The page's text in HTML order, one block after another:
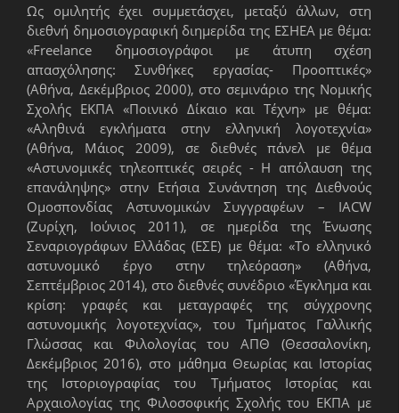
Ως ομιλητής έχει συμμετάσχει, μεταξύ άλλων, στη
διεθνή δημοσιογραφική διημερίδα της ΕΣΗΕΑ με θέμα:
«Freelance δημοσιογράφοι με άτυπη σχέση
απασχόλησης: Συνθήκες εργασίας- Προοπτικές»
(Αθήνα, Δεκέμβριος 2000), στο σεμινάριο της Νομικής
Σχολής ΕΚΠΑ «Ποινικό Δίκαιο και Τέχνη» με θέμα:
«Αληθινά εγκλήματα στην ελληνική λογοτεχνία»
(Αθήνα, Μάιος 2009), σε διεθνές πάνελ με θέμα
«Αστυνομικές τηλεοπτικές σειρές - Η απόλαυση της
επανάληψης» στην Ετήσια Συνάντηση της Διεθνούς
Ομοσπονδίας Αστυνομικών Συγγραφέων – IACW
(Ζυρίχη, Ιούνιος 2011), σε ημερίδα της Ένωσης
Σεναριογράφων Ελλάδας (ΕΣΕ) με θέμα: «Το ελληνικό
αστυνομικό έργο στην τηλεόραση» (Αθήνα,
Σεπτέμβριος 2014), στο διεθνές συνέδριο «Έγκλημα και
κρίση: γραφές και μεταγραφές της σύγχρονης
αστυνομικής λογοτεχνίας», του Τμήματος Γαλλικής
Γλώσσας και Φιλολογίας του ΑΠΘ (Θεσσαλονίκη,
Δεκέμβριος 2016), στο μάθημα Θεωρίας και Ιστορίας
της Ιστοριογραφίας του Τμήματος Ιστορίας και
Αρχαιολογίας της Φιλοσοφικής Σχολής του ΕΚΠΑ με